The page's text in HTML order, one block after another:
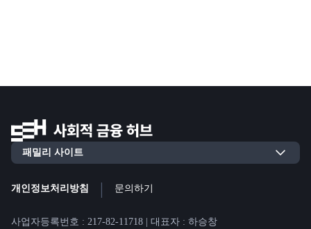
개인정보처리방침 | 문의하기
사업자등록번호 : 217-82-11718 | 대표자 : 하승창